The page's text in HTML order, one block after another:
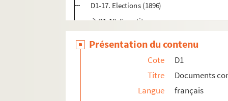
D1-17. Elections (1896)
D1-18. Sans titre
Présentation du contenu
Cote
D1
Titre
Documents
Langue
français